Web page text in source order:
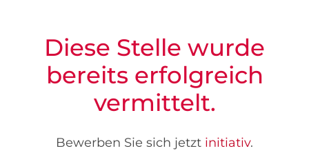
Diese Stelle wurde
bereits erfolgreich
vermittelt.
Bewerben Sie sich jetzt initiativ.